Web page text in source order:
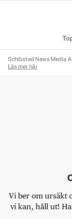
Schibsted News Media
Läs mer här
Vi ber om ursäkt
vi kan, håll ut!